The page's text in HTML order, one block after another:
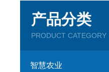
产品分类
PRODUCT CATEGORY
智慧农业